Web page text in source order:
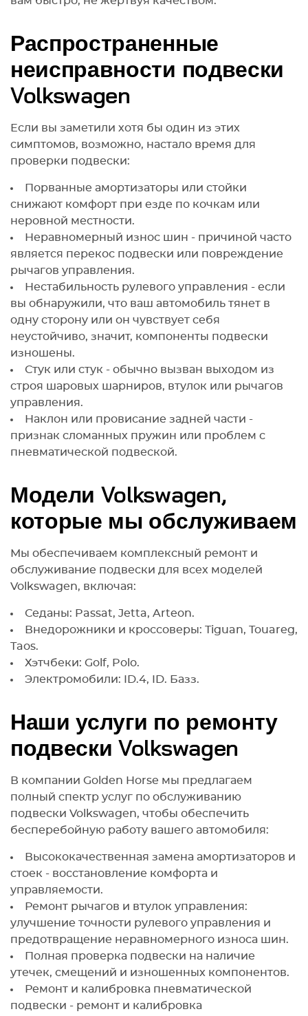
Распространенные
неисправности подвески
Volkswagen
Если вы заметили хотя бы один из этих
симптомов, возможно, настало время для
проверки подвески:
Порванные амортизаторы или стойки
снижают комфорт при езде по кочкам или
неровной местности.
Неравномерный износ шин - причиной часто
является перекос подвески или повреждение
рычагов управления.
Нестабильность рулевого управления - если
вы обнаружили, что ваш автомобиль тянет в
одну сторону или он чувствует себя
неустойчиво, значит, компоненты подвески
изношены.
Стук или стук - обычно вызван выходом из
строя шаровых шарниров, втулок или рычагов
управления.
Наклон или провисание задней части -
признак сломанных пружин или проблем с
пневматической подвеской.
Модели Volkswagen,
которые мы обслуживаем
Мы обеспечиваем комплексный ремонт и
обслуживание подвески для всех моделей
Volkswagen, включая:
Седаны: Passat, Jetta, Arteon.
Внедорожники и кроссоверы: Tiguan, Touareg,
Taos.
Хэтчбеки: Golf, Polo.
Электромобили: ID.4, ID. Базз.
Наши услуги по ремонту
подвески Volkswagen
В компании Golden Horse мы предлагаем
полный спектр услуг по обслуживанию
подвески Volkswagen, чтобы обеспечить
бесперебойную работу вашего автомобиля:
Высококачественная замена амортизаторов и
стоек - восстановление комфорта и
управляемости.
Ремонт рычагов и втулок управления:
улучшение точности рулевого управления и
предотвращение неравномерного износа шин.
Полная проверка подвески на наличие
утечек, смещений и изношенных компонентов.
Ремонт и калибровка пневматической
подвески - ремонт и калибровка